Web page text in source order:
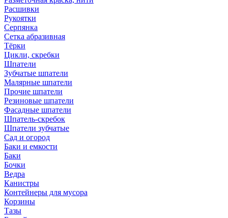
Расшивки
Рукоятки
Серпянка
Сетка абразивная
Тёрки
Цикли, скребки
Шпатели
Зубчатые шпатели
Малярные шпатели
Прочие шпатели
Резиновые шпатели
Фасадные шпатели
Шпатель-скребок
Шпатели зубчатые
Сад и огород
Баки и емкости
Баки
Бочки
Ведра
Канистры
Контейнеры для мусора
Корзины
Тазы